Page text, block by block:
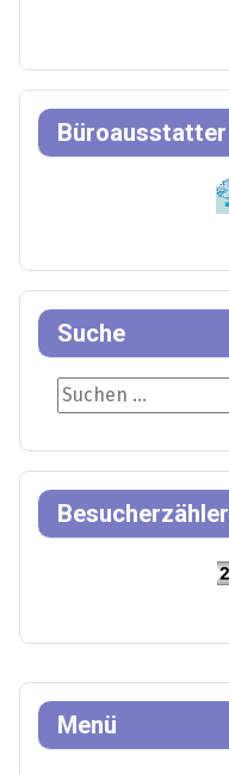
Menü
Büroausstatter
Suche
Suche
Besucherzähler